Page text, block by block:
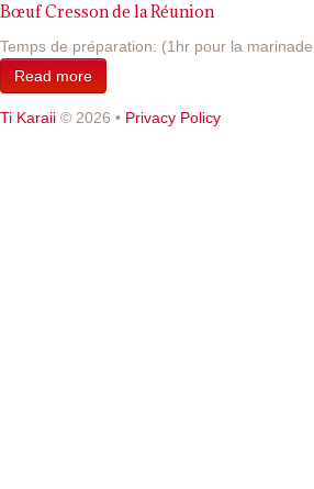
Bœuf Cresson de la Réunion
Temps de préparation: (1hr pour la marinade
Read more
Ti Karaii © 2026 • Privacy Policy